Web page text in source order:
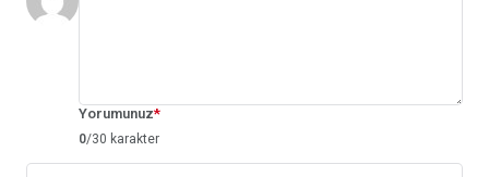
Yorumunuz*
0/30 karakter